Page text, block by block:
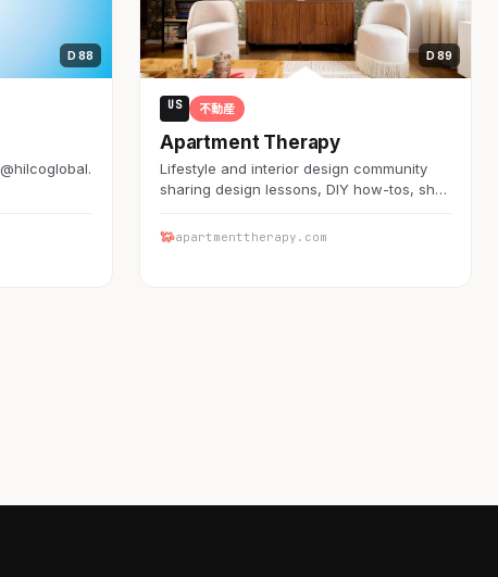
D 88 D 89
US 不動産
Apartment Therapy
Lifestyle and interior design community
sharing design lessons, DIY how-tos, sh…
apartmenttherapy.com